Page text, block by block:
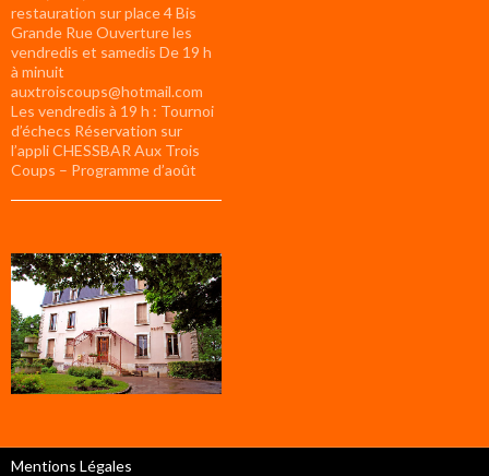
restauration sur place 4 Bis
Grande Rue Ouverture les
vendredis et samedis De 19 h
à minuit
auxtroiscoups@hotmail.com
Les vendredis à 19 h : Tournoi
d’échecs Réservation sur
l’appli CHESSBAR Aux Trois
Coups – Programme d’août
Mentions Légales